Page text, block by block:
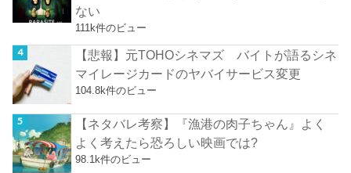
ない
111k件のビュー
【悲報】元TOHOシネマズ バイトが語るシネ
マイレージカードのヤバイサービス変更
104.8k件のビュー
【ネタバレ考察】『漁港の肉子ちゃん』よく
よく考えたら恐ろしい映画では?
98.1k件のビュー